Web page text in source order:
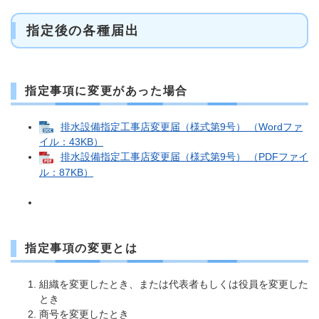
指定後の各種届出
指定事項に変更があった場合
排水設備指定工事店変更届（様式第9号） （Wordファ
イル：43KB）
排水設備指定工事店変更届（様式第9号） （PDFファイ
ル：87KB）
指定事項の変更とは
組織を変更したとき、または代表者もしくは役員を変更した
とき
商号を変更したとき